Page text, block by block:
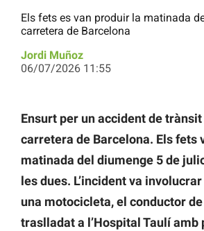
Els fets es van produir la matinada
carretera de Barcelona
Jordi Muñoz
06/07/2026 11:55
Ensurt per un accident de
carretera de Barcelona. Els fets
matinada del diumenge 5 de
les dues. L’incident va
una motocicleta, el conductor
traslladat a l’Hospital Taulí amb